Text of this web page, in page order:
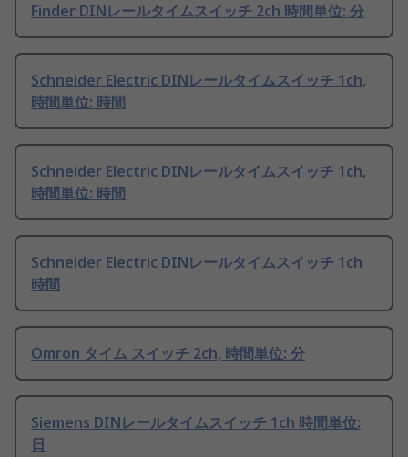
Finder DINレールタイムスイッチ 2ch 時間単位: 分
Schneider Electric DINレールタイムスイッチ 1ch,
時間単位: 時間
Schneider Electric DINレールタイムスイッチ 1ch,
時間単位: 時間
Schneider Electric DINレールタイムスイッチ 1ch
時間
Omron タイム スイッチ 2ch, 時間単位: 分
Siemens DINレールタイムスイッチ 1ch 時間単位:
日